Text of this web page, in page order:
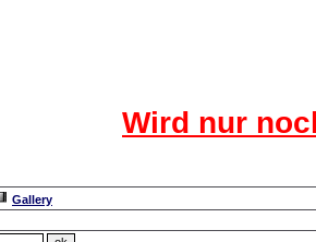
Wird nur
Gallery